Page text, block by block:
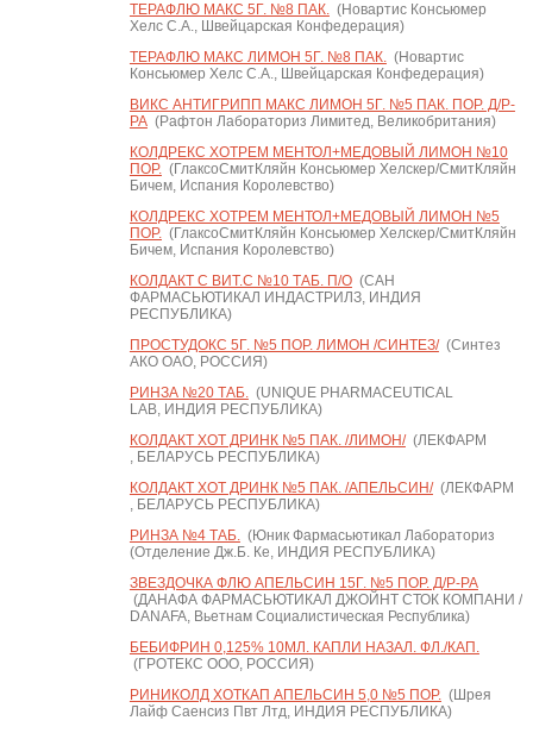
ТЕРАФЛЮ МАКС 5Г. №8 ПАК.(Новартис Консьюмер
Хелс С.А., Швейцарская Конфедерация)
ТЕРАФЛЮ МАКС ЛИМОН 5Г. №8 ПАК.(Новартис
Консьюмер Хелс С.А., Швейцарская Конфедерация)
ВИКС АНТИГРИПП МАКС ЛИМОН 5Г. №5 ПАК. ПОР. Д/Р-
РА(Рафтон Лабораториз Лимитед, Великобритания)
КОЛДРЕКС ХОТРЕМ МЕНТОЛ+МЕДОВЫЙ ЛИМОН №10
ПОР.(ГлаксоСмитКляйн Консьюмер Хелскер/СмитКляйн
Бичем, Испания Королевство)
КОЛДРЕКС ХОТРЕМ МЕНТОЛ+МЕДОВЫЙ ЛИМОН №5
ПОР.(ГлаксоСмитКляйн Консьюмер Хелскер/СмитКляйн
Бичем, Испания Королевство)
КОЛДАКТ С ВИТ.С №10 ТАБ. П/О(САН
ФАРМАСЬЮТИКАЛ ИНДАСТРИЛЗ, ИНДИЯ
РЕСПУБЛИКА)
ПРОСТУДОКС 5Г. №5 ПОР. ЛИМОН /СИНТЕЗ/(Синтез
АКО ОАО, РОССИЯ)
РИНЗА №20 ТАБ.(UNIQUE PHARMACEUTICAL
LAB, ИНДИЯ РЕСПУБЛИКА)
КОЛДАКТ ХОТ ДРИНК №5 ПАК. /ЛИМОН/(ЛЕКФАРМ
, БЕЛАРУСЬ РЕСПУБЛИКА)
КОЛДАКТ ХОТ ДРИНК №5 ПАК. /АПЕЛЬСИН/(ЛЕКФАРМ
, БЕЛАРУСЬ РЕСПУБЛИКА)
РИНЗА №4 ТАБ.(Юник Фармасьютикал Лабораториз
(Отделение Дж.Б. Ке, ИНДИЯ РЕСПУБЛИКА)
ЗВЕЗДОЧКА ФЛЮ АПЕЛЬСИН 15Г. №5 ПОР. Д/Р-РА
(ДАНАФА ФАРМАСЬЮТИКАЛ ДЖОЙНТ СТОК КОМПАНИ /
DANAFA, Вьетнам Социалистическая Республика)
БЕБИФРИН 0,125% 10МЛ. КАПЛИ НАЗАЛ. ФЛ./КАП.
(ГРОТЕКС ООО, РОССИЯ)
РИНИКОЛД ХОТКАП АПЕЛЬСИН 5,0 №5 ПОР.(Шрея
Лайф Саенсиз Пвт Лтд, ИНДИЯ РЕСПУБЛИКА)